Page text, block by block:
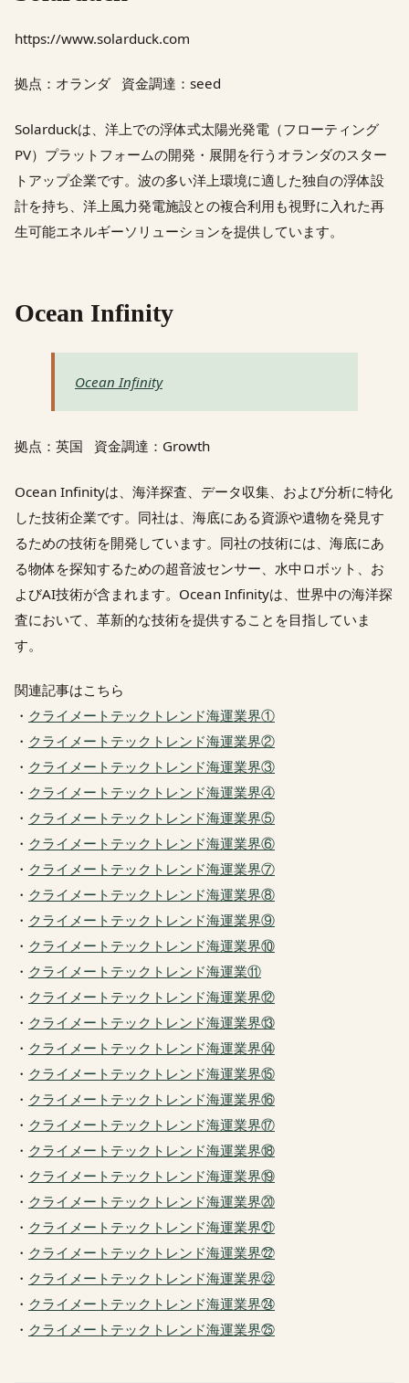
https://www.solarduck.com
拠点：オランダ 資金調達：seed
Solarduckは、洋上での浮体式太陽光発電（フローティング
PV）プラットフォームの開発・展開を行うオランダのスター
トアップ企業です。波の多い洋上環境に適した独自の浮体設
計を持ち、洋上風力発電施設との複合利用も視野に入れた再
生可能エネルギーソリューションを提供しています。
Ocean Infinity
Ocean Infinity
拠点：英国 資金調達：Growth
Ocean Infinityは、海洋探査、データ収集、および分析に特化
した技術企業です。同社は、海底にある資源や遺物を発見す
るための技術を開発しています。同社の技術には、海底にあ
る物体を探知するための超音波センサー、水中ロボット、お
よびAI技術が含まれます。Ocean Infinityは、世界中の海洋探
査において、革新的な技術を提供することを目指していま
す。
関連記事はこちら
・ クライメートテックトレンド海運業界①
・ クライメートテックトレンド海運業界②
・ クライメートテックトレンド海運業界③
・ クライメートテックトレンド海運業界④
・ クライメートテックトレンド海運業界⑤
・ クライメートテックトレンド海運業界⑥
・ クライメートテックトレンド海運業界⑦
・ クライメートテックトレンド海運業界⑧
・ クライメートテックトレンド海運業界⑨
・ クライメートテックトレンド海運業界⑩
・ クライメートテックトレンド海運業⑪
・ クライメートテックトレンド海運業界⑫
・ クライメートテックトレンド海運業界⑬
・ クライメートテックトレンド海運業界⑭
・ クライメートテックトレンド海運業界⑮
・ クライメートテックトレンド海運業界⑯
・ クライメートテックトレンド海運業界⑰
・ クライメートテックトレンド海運業界⑱
・ クライメートテックトレンド海運業界⑲
・ クライメートテックトレンド海運業界⑳
・ クライメートテックトレンド海運業界㉑
・ クライメートテックトレンド海運業界㉒
・ クライメートテックトレンド海運業界㉓
・ クライメートテックトレンド海運業界㉔
・ クライメートテックトレンド海運業界㉕